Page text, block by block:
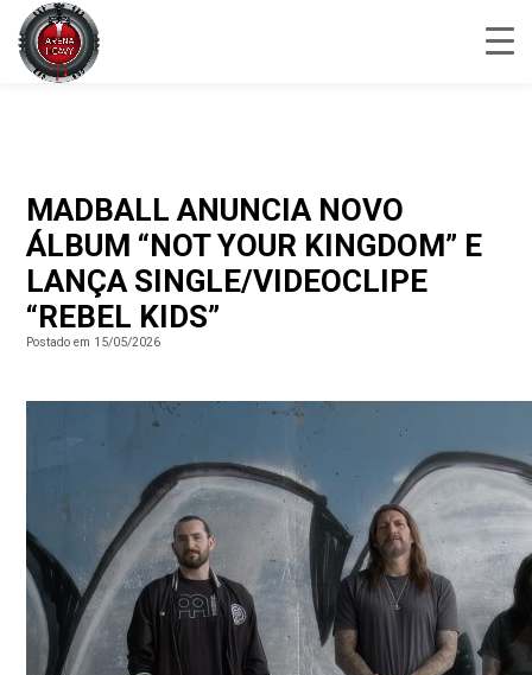
MADBALL ANUNCIA NOVO
ÁLBUM “NOT YOUR KINGDOM” E
LANÇA SINGLE/VIDEOCLIPE
“REBEL KIDS”
Postado em 15/05/2026